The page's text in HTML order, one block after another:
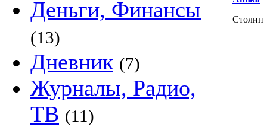
Деньги, Финансы
(13)
Дневник (7)
Журналы, Радио,
ТВ (11)
Столин